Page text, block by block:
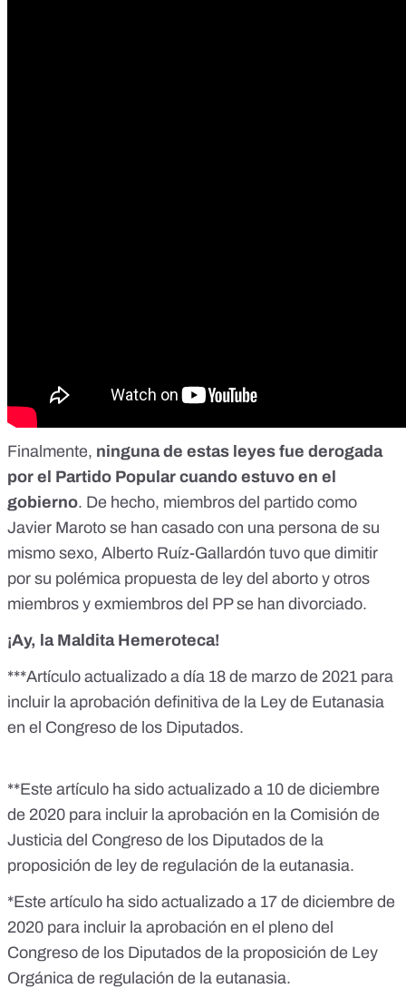
Finalmente, ninguna de estas leyes fue derogada
por el Partido Popular cuando estuvo en el
gobierno. De hecho, miembros del partido como
Javier Maroto se han casado con una persona de su
mismo sexo, Alberto Ruíz-Gallardón tuvo que dimitir
por su polémica propuesta de ley del aborto y otros
miembros y exmiembros del PP se han divorciado.
¡Ay, la Maldita Hemeroteca!
***Artículo actualizado a día 18 de marzo de 2021 para
incluir la aprobación definitiva de la Ley de Eutanasia
en el Congreso de los Diputados.
**Este artículo ha sido actualizado a 10 de diciembre
de 2020 para incluir la aprobación en la Comisión de
Justicia del Congreso de los Diputados de la
proposición de ley de regulación de la eutanasia.
*Este artículo ha sido actualizado a 17 de diciembre de
2020 para incluir la aprobación en el pleno del
Congreso de los Diputados de la proposición de Ley
Orgánica de regulación de la eutanasia.